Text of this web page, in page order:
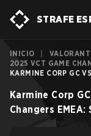
STRAFE
INICIO VALORANT
2025 VCT GAME
KARMINE CORP GC
Karmine Corp GC
Changers EMEA: